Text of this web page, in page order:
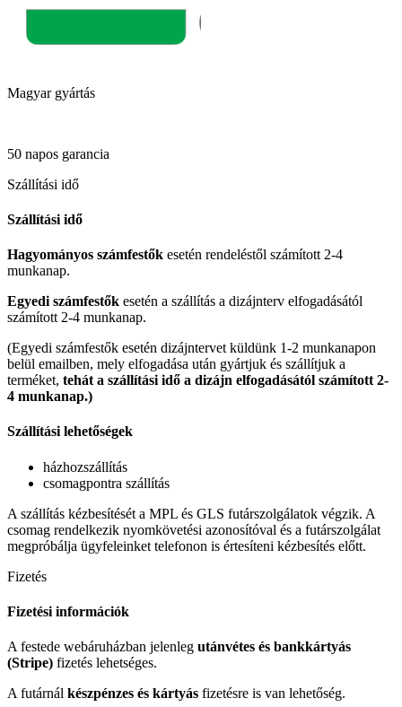
Magyar gyártás
50 napos garancia
Szállítási idő
Szállítási idő
Hagyományos számfestők esetén rendeléstől számított 2-4
munkanap.
Egyedi számfestők esetén a szállítás a dizájnterv elfogadásától
számított 2-4 munkanap.
(Egyedi számfestők esetén dizájntervet küldünk 1-2 munkanapon
belül emailben, mely elfogadása után gyártjuk és szállítjuk a
terméket, tehát a szállítási idő a dizájn elfogadásától számított 2-
4 munkanap.)
Szállítási lehetőségek
házhozszállítás
csomagpontra szállítás
A szállítás kézbesítését a MPL és GLS futárszolgálatok végzik. A
csomag rendelkezik nyomkövetési azonosítóval és a futárszolgálat
megpróbálja ügyfeleinket telefonon is értesíteni kézbesítés előtt.
Fizetés
Fizetési információk
A festede webáruházban jelenleg utánvétes és bankkártyás
(Stripe) fizetés lehetséges.
A futárnál készpénzes és kártyás fizetésre is van lehetőség.